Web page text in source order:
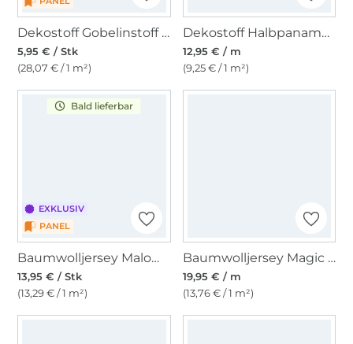
Dekostoff Gobelinstoff Panel Dackelfreunde, 46 x 46 cm
5,95 € / Stk
(28,07 € / 1 m²)
Dekostoff Halbpanama Cats in Love
12,95 € / m
(9,25 € / 1 m²)
EXKLUSIV
PANEL
Bald lieferbar
Baumwolljersey Malomi Panel Drache 150 x 65 cm
13,95 € / Stk
(13,29 € / 1 m²)
Baumwolljersey Magic UV Wild Animals, wollweiß
19,95 € / m
(13,76 € / 1 m²)